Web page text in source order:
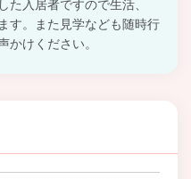
た入居者ですので生活、
す。また見学なども随時行
かけください。